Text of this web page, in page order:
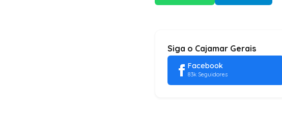
Siga o Cajamar Gerais
Facebook
83k Seguidores